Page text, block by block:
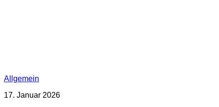
Allgemein
17. Januar 2026